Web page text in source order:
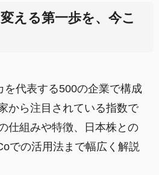
える第一歩を、今こ
を代表する500の企業で構成
から注目されている指数で
仕組みや特徴、日本株との
での活用法まで幅広く解説